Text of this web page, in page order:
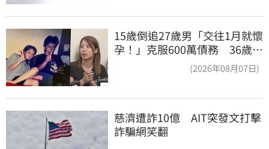
15歲倒追27歲男「交往1月就懷
孕！」克服600萬債務 36歲美
(2026年08月07日)
慈濟遭詐10億　AIT突發文打擊
詐騙網笑翻